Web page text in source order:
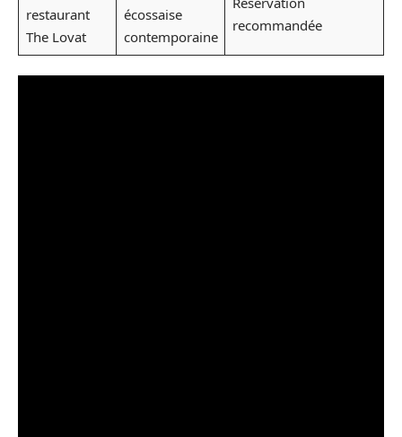
restaurant
The Lovat
écossaise
contemporaine
recommandée